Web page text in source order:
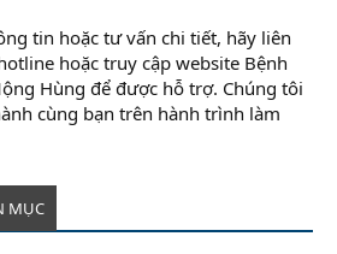
tin hoặc tư vấn chi tiết, hãy liên
hoặc truy cập website Bệnh
Hùng để được hỗ trợ. Chúng tôi
cùng bạn trên hành trình làm
MỤC